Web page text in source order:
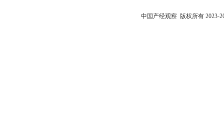
中国产经观察 版权所有 2023-